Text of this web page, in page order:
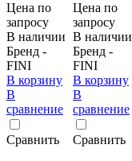
Цена по
запросу
В наличии
Бренд -
FINI
В корзину
В
сравнение
Сравнить
Цена по
запросу
В наличии
Бренд -
FINI
В корзину
В
сравнение
Сравнить